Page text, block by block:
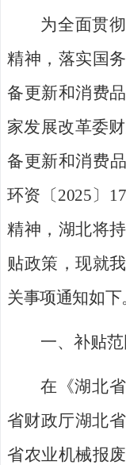
为全面贯
精神，落实国
备更新和消费
家发展改革委
备更新和消费
环资〔2025〕
精神 ， 湖北将
贴政策，现就
关事项通知如下
一、补贴
在《湖北
省财政厅湖北
省农业机械报